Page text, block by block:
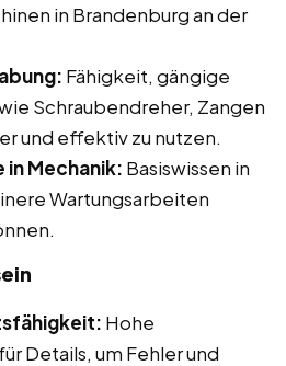
in Brandenburg an der
Fähigkeit, gängige
Schraubendreher, Zangen
und effektiv zu nutzen.
in Mechanik: Basiswissen in
Wartungsarbeiten
Hohe
Details, um Fehler und